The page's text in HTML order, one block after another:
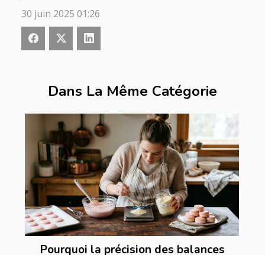
Dans La Même Catégorie
Pourquoi la précision des balances
30 juin 2025 01:26